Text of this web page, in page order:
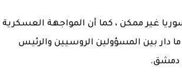
غير ممكن ، كما أن المواجهة العسكرية
دار بين المسؤولين الروسيين والرئيس
دمشق.